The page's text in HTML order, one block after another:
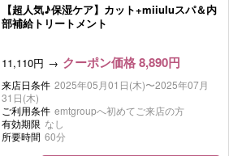
【超人気♪保湿ケア】カット+miiuluスパ＆内
部補給トリートメント
11,110円 クーポン価格 8,890円
来店日条件 2025年05月01日(木)〜2025年07月
31日(木)
ご利用条件 emtgroupへ初めてご来店の方
有効期限 なし
所要時間 60分